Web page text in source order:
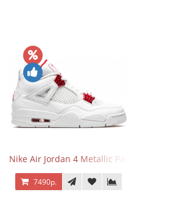
Nike Air Jordan 4 Metallic Pack University Red
7490р.